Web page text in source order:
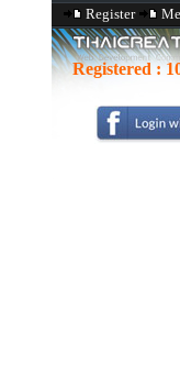
Register
Registered :